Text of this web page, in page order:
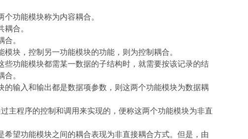
功能模块称为内容耦合。
合。
。
块，控制另一功能模块的功能，则为控制耦合。
功能模块都需某一数据的子结构时，就需要按该记录的结
。
输入和输出都是数据项参数，则这两个功能模块为数据耦
主程序的控制和调用来实现的，便称这两个功能模块为非直
希望功能模块之间的耦合表现为非直接耦合方式。但是，由